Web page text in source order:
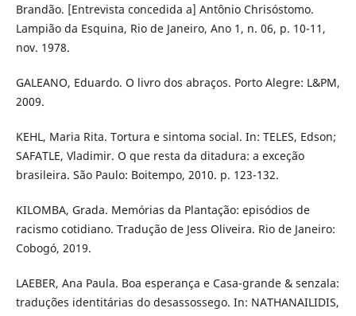
Brandão. [Entrevista concedida a] Antônio Chrisóstomo.
Lampião da Esquina, Rio de Janeiro, Ano 1, n. 06, p. 10-11,
nov. 1978.
GALEANO, Eduardo. O livro dos abraços. Porto Alegre: L&PM,
2009.
KEHL, Maria Rita. Tortura e sintoma social. In: TELES, Edson;
SAFATLE, Vladimir. O que resta da ditadura: a exceção
brasileira. São Paulo: Boitempo, 2010. p. 123-132.
KILOMBA, Grada. Memórias da Plantação: episódios de
racismo cotidiano. Tradução de Jess Oliveira. Rio de Janeiro:
Cobogó, 2019.
LAEBER, Ana Paula. Boa esperança e Casa-grande & senzala:
traduções identitárias do desassossego. In: NATHANAILIDIS,